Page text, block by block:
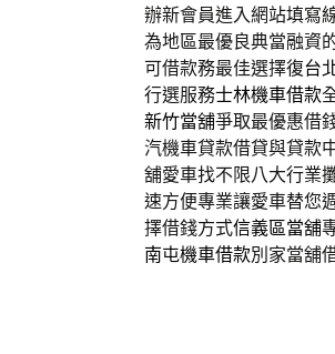
辦新會員進入網站填寫
為地區最優良典當融資
可借款務最佳選擇復台
行選服務士林機車借款
新竹當舖爭取最優惠借
汽機車貸款借貸與貸款
舖愛車找不限八大行業
速方便專業讓愛車替您
擇借錢方式信義區當舖
南屯機車借款別家當舖